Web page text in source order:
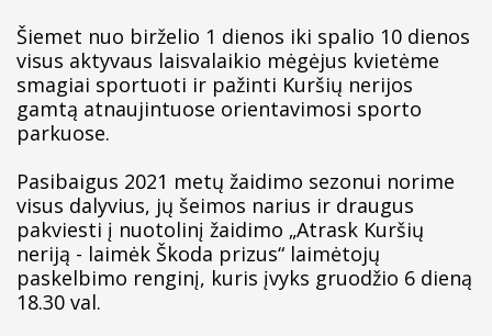
Šiemet nuo birželio 1 dienos iki spalio 10 dienos
visus aktyvaus laisvalaikio mėgėjus kvietėme
smagiai sportuoti ir pažinti Kuršių nerijos
gamtą atnaujintuose orientavimosi sporto
parkuose.
Pasibaigus 2021 metų žaidimo sezonui norime
visus dalyvius, jų šeimos narius ir draugus
pakviesti į nuotolinį žaidimo „Atrask Kuršių
neriją - laimėk Škoda prizus“ laimėtojų
paskelbimo renginį, kuris įvyks gruodžio 6 dieną
18.30 val.